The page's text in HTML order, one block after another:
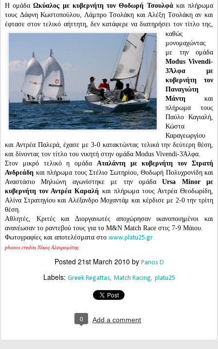
Η ομάδαΩκύαλος με κυβερνήτη τον Θοδωρή Τσουλφάκαι πλήρωμα
τους Δάφνη Κωστοπούλου, Λάμπρο Τσολάκη και Αλέξη Τσολάκη αν και
έφτασε στον τελικό αήττητη, δεν κατάφερε να διατηρήσει τον τίτλο της,
καθώς
μονομαχώντας
με την ομάδα
Modus Vivendi-
3Άλφα με
κυβερνήτη τον
Παναγιώτη
Μάντη και
πλήρωμα τους
Παύλο Καγιαλή,
Κώστα
Καραγεωργίου
και Αντρέα Παλερά, έχασε με 3-0 κατακτώντας τελικά την δεύτερη θέση,
και δίνοντας τον τίτλο του νικητή στην ομάδα Modus Vivendi-3Άλφα.
Στον μικρό τελικό η ομάδα Αταλάντη με κυβερνήτη τον Στρατή
Ανδρεάδη και πλήρωμα τους Στέλιο Σωτηρίου, Θοδωρή Πολυχρονίδη και
Αναστάσιο Μηλιώνη αγωνίστηκε με την ομάδαUrsa Minor με
κυβερνήτη τον Αντρέα Καραλή και πλήρωμα τους Αντρέα Θεοδωρίδη,
Αλίνα Στρατηγίου και Αλέξανδρο Μοχαντάμ και κέρδισε με 2-0 την τρίτη
θέση.
Αθλητές, Κριτές και Διοργανωτές αποχώρησαν ικανοποιημένοι και
ανανέωσαν το ραντεβού τους για το Μ&Ν Match Race στις 7-9 Μάιου.
Φωτογραφίες και αποτελέσματα στο www.platu25.gr
photos credits Νίκος Αλευρομύτης
Posted 21st March 2010 by Panos D
Labels: Greek Regattas Match Racing platu25
0 Add a comment